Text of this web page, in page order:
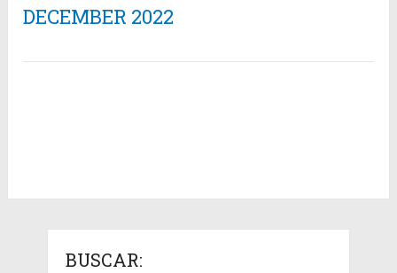
DECEMBER 2022
BUSCAR: